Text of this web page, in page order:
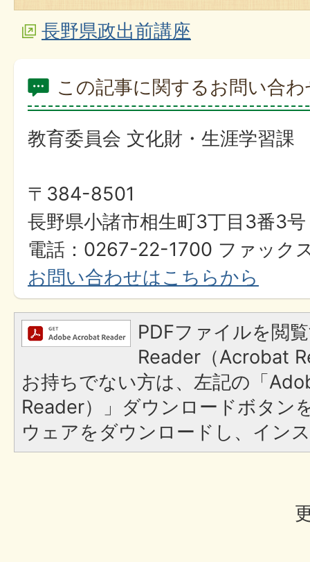
長野県政出前講座
この記事に関するお問い合
教育委員会 文化財・生涯学習課
〒384-8501
長野県小諸市相生町3丁目3番3号
電話：0267-22-1700 ファック
お問い合わせはこちらから
PDFファイルを閲
Reader（Acrobat
お持ちでない方は、左記の「
Reader）」ダウンロードボタン
ウェアをダウンロードし、イン